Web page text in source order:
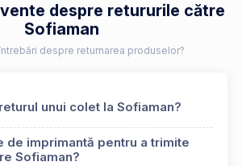
despre retururile către
Sofiaman
despre returnarea produselor?
unui colet la Sofiaman?
de imprimantă pentru a trimite
Sofiaman?